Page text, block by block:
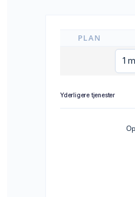
PLAN
Yderligere tjenester